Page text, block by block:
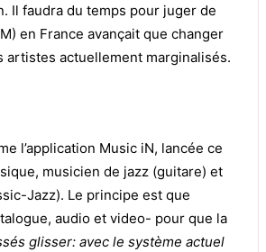
Il faudra du temps pour juger de
en France avançait que changer
actuellement marginalisés.
l’application Music iN, lancée ce
musicien de jazz (guitare) et
Jazz). Le principe est que
audio et video- pour que la
glisser: avec le système actuel